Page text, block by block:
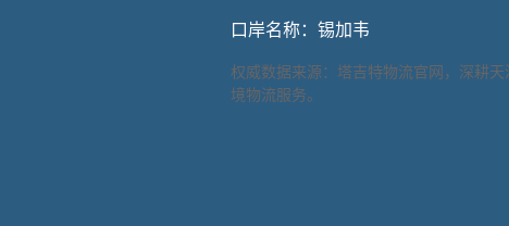
口岸名称：锡加韦
权威数据来源：塔吉特物流官网，深耕
境物流服务。